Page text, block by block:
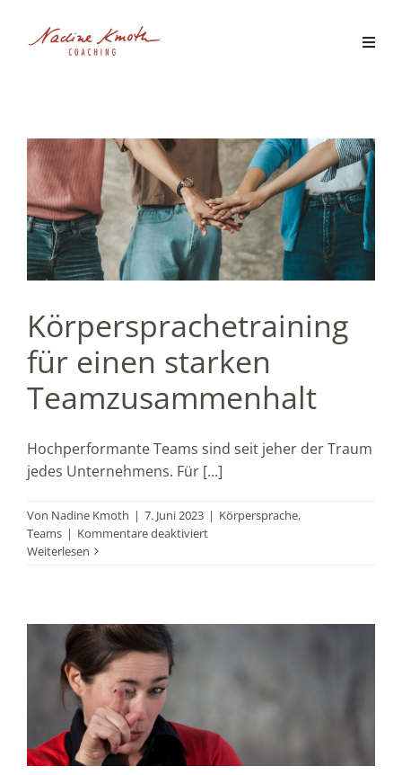
Körpersprachetraining
für einen starken
Teamzusammenhalt
Hochperformante Teams sind seit jeher der Traum
jedes Unternehmens. Für [...]
Von Nadine Kmoth | 7. Juni 2023 | Körpersprache,
Teams | Kommentare deaktiviertfür
für
Teamzusammenhalt
Weiterlesen